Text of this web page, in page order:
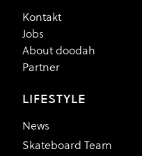
Kontakt
Jobs
About doodah
Partner
LIFESTYLE
News
Skateboard Team